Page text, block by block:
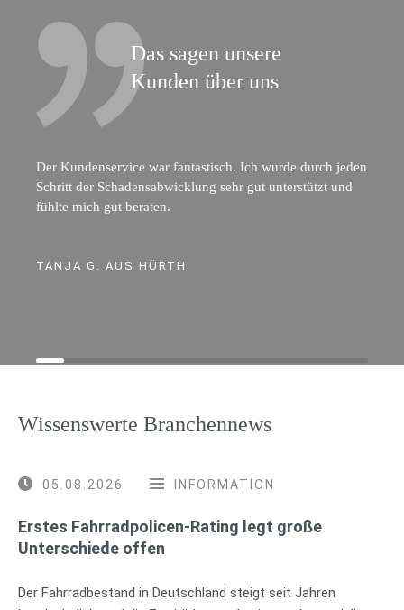
Das sagen unsere
Kunden über uns
Der Kundenservice war fantastisch. Ich wurde durch jeden
Schritt der Schadensabwicklung sehr gut unterstützt und
fühlte mich gut beraten.
TANJA G. AUS HÜRTH
Wissenswerte Branchennews
05.08.2026 INFORMATION
Erstes Fahrradpolicen-Rating legt große
Unterschiede offen
Der Fahrradbestand in Deutschland steigt seit Jahren